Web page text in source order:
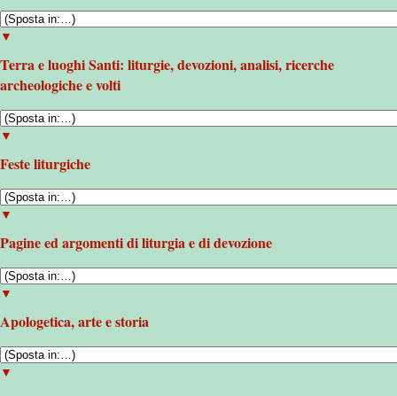
▼
Terra e luoghi Santi: liturgie, devozioni, analisi, ricerche
archeologiche e volti
▼
Feste liturgiche
▼
Pagine ed argomenti di liturgia e di devozione
▼
Apologetica, arte e storia
▼